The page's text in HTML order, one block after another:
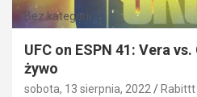
Bez kategorii
UFC on ESPN 41: Vera
żywo
sobota, 13 sierpnia, 2022 Rabittt